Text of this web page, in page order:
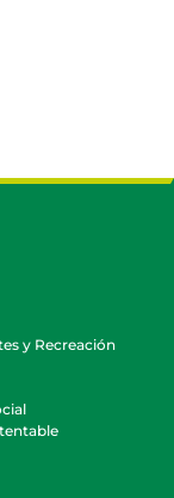
y Recreación